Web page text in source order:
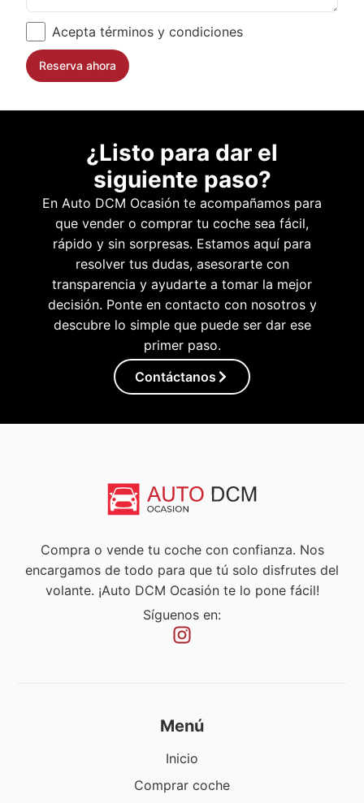
TerminosAcepta términos y condiciones
Reserva ahora
¿Listo para dar el
siguiente paso?
En Auto DCM Ocasión te acompañamos para
que vender o comprar tu coche sea fácil,
rápido y sin sorpresas. Estamos aquí para
resolver tus dudas, asesorarte con
transparencia y ayudarte a tomar la mejor
decisión. Ponte en contacto con nosotros y
descubre lo simple que puede ser dar ese
primer paso.
Contáctanos
Compra o vende tu coche con confianza. Nos
encargamos de todo para que tú solo disfrutes del
volante. ¡Auto DCM Ocasión te lo pone fácil!
Síguenos en:
Menú
Inicio
Comprar coche